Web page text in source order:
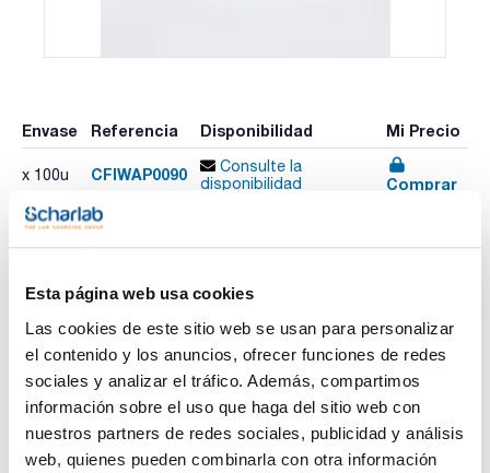
Esta página web usa cookies
Las cookies de este sitio web se usan para personalizar
el contenido y los anuncios, ofrecer funciones de redes
sociales y analizar el tráfico. Además, compartimos
información sobre el uso que haga del sitio web con
nuestros partners de redes sociales, publicidad y análisis
web, quienes pueden combinarla con otra información
Envase Referencia Disponibilidad Mi Precio
x 100u CFIWAP0090
Consulte la
disponibilidad
Comprar
Imprimir ficha de
producto
Características
Diámetro (mm) : 90
Retención típica (µm) : 7-9
Plano/Plegado : Plano
Pack (u.) : 100
Papeles de filtro para análisis cuantitativos y gravimétricos.
Fabricados con celulosa de alta pureza, con un contenido en
cenizas inferior al 0,01%.
Ver más